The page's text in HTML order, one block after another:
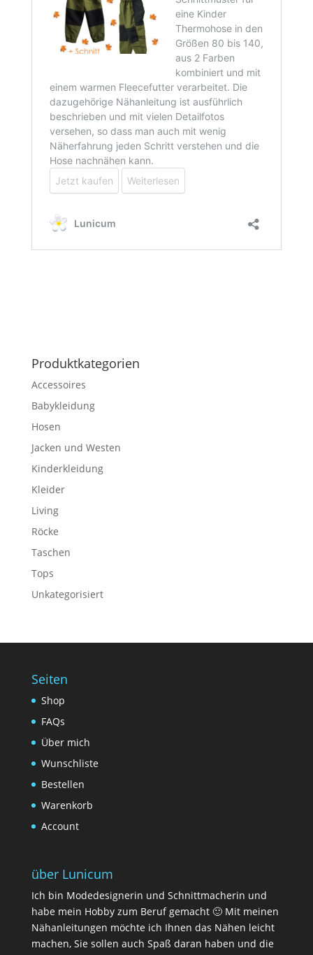
Produktkategorien
Accessoires
Babykleidung
Hosen
Jacken und Westen
Kinderkleidung
Kleider
Living
Röcke
Taschen
Tops
Unkategorisiert
Seiten
Shop
FAQs
Über mich
Wunschliste
Bestellen
Warenkorb
Account
über Lunicum
Ich bin Modedesignerin und Schnittmacherin und
habe mein Hobby zum Beruf gemacht 🙂 Mit meinen
Nähanleitungen möchte ich Ihnen das Nähen leicht
machen, Sie sollen auch Spaß daran haben und die